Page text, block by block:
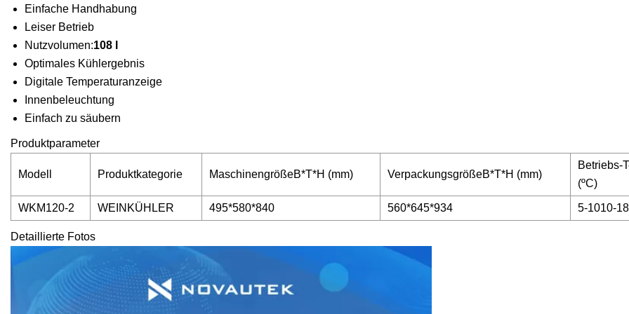
Einfache Handhabung
Leiser Betrieb
Nutzvolumen:108 l
Optimales Kühlergebnis
Digitale Temperaturanzeige
Innenbeleuchtung
Einfach zu säubern
Produktparameter
Modell Produktkategorie MaschinengrößeB*T*H (mm) VerpackungsgrößeB*T*H (mm)
Betriebs-
(ºC)
WKM120-2 WEINKÜHLER 495*580*840 560*645*934 5-1010-18
Detaillierte Fotos